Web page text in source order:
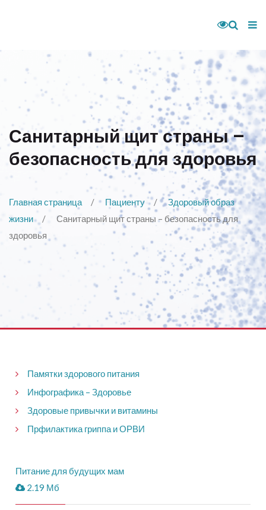
Санитарный щит страны –
безопасность для здоровья
Главная страница Пациенту
Здоровый образ
жизни
Санитарный щит страны – безопасность для
здоровья
Памятки здорового питания
Инфографика – Здоровье
Здоровые привычки и витамины
Прфилактика гриппа и ОРВИ
Питание для будущих мам
2.19 Мб